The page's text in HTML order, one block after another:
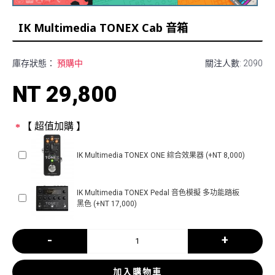
IK Multimedia TONEX Cab 音箱
關注人數: 2090
庫存狀態： 預購中
NT 29,800
【 超值加購 】
IK Multimedia TONEX ONE 綜合效果器 (+NT 8,000)
IK Multimedia TONEX Pedal 音色模擬 多功能踏板
黑色 (+NT 17,000)
- +
加入購物車